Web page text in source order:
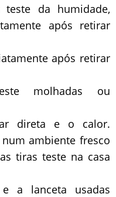
da humidade,
após retirar
após retirar
molhadas ou
direta e o calor.
ambiente fresco
tiras teste na casa
a lanceta usadas